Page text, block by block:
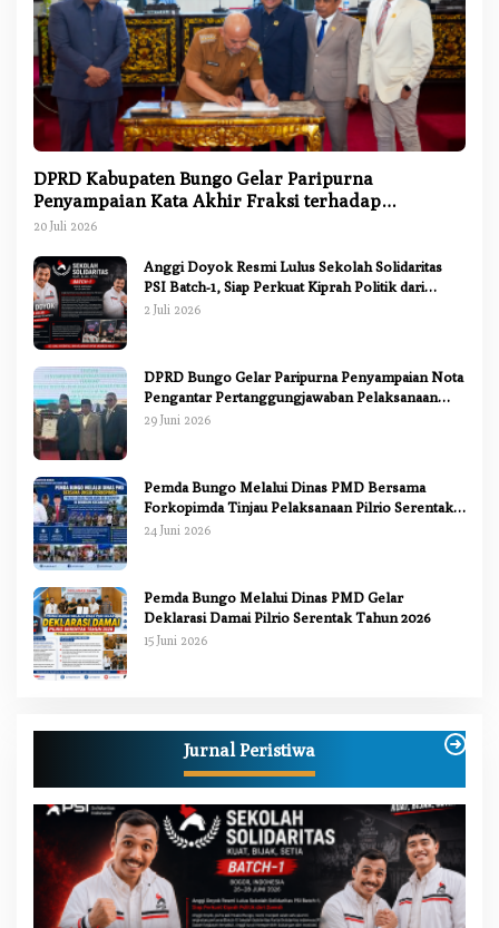
DPRD Kabupaten Bungo Gelar Paripurna
Penyampaian Kata Akhir Fraksi terhadap
Ranperda Pertanggungjawaban APBD 2025
20 Juli 2026
Anggi Doyok Resmi Lulus Sekolah Solidaritas
PSI Batch-1, Siap Perkuat Kiprah Politik dari
Daerah
2 Juli 2026
DPRD Bungo Gelar Paripurna Penyampaian Nota
Pengantar Pertanggungjawaban Pelaksanaan
APBD 2025
29 Juni 2026
Pemda Bungo Melalui Dinas PMD Bersama
Forkopimda Tinjau Pelaksanaan Pilrio Serentak
2026
24 Juni 2026
Pemda Bungo Melalui Dinas PMD Gelar
Deklarasi Damai Pilrio Serentak Tahun 2026
15 Juni 2026
Jurnal Peristiwa